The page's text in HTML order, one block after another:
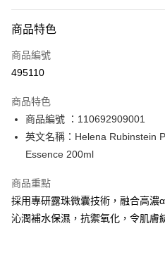
信用卡
Apple Pay
PayMe
WeChat Pay
送貨方式
順豐自助櫃 - 確認發貨後1-3個工
商品特色
商品編號
495110
商品特色
商品編號 ：110692909001
英文名稱：Helena Rubinstein
Essence 200ml
商品重點
採用專研露珠微囊技術，融合高濃
沁潤補水保濕，抗禦氧化，令肌膚